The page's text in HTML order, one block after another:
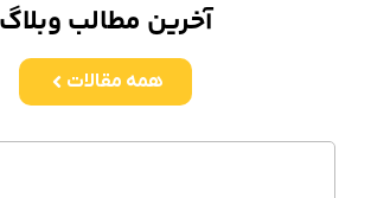
آخرین مطالب وبلاگ
همه مقالات